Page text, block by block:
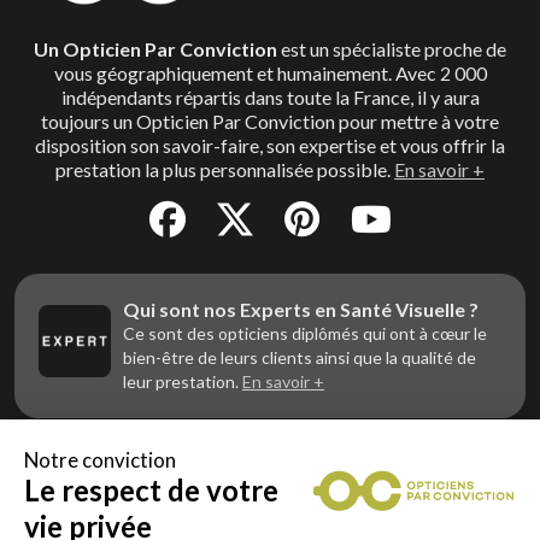
Un Opticien Par Conviction est un spécialiste proche de
vous géographiquement et humainement. Avec 2 000
indépendants répartis dans toute la France, il y aura
toujours un Opticien Par Conviction pour mettre à votre
disposition son savoir-faire, son expertise et vous offrir la
prestation la plus personnalisée possible. En savoir +
Qui sont nos Experts en Santé Visuelle ?
Ce sont des opticiens diplômés qui ont à cœur le
bien-être de leurs clients ainsi que la qualité de
leur prestation.En savoir +
Vous êtes un professionnel de la vue et
vous souhaitez nous rejoindre ?
Notre conviction
Le respect de votre
vie privée